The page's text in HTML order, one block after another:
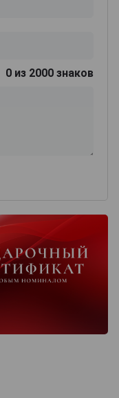
0 из 2000 знаков